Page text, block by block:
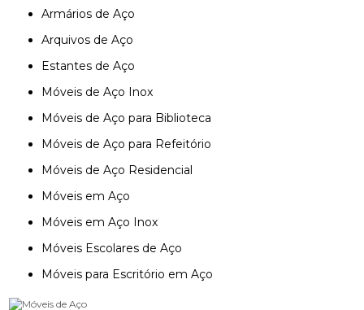
Armários de Aço
Arquivos de Aço
Estantes de Aço
Móveis de Aço Inox
Móveis de Aço para Biblioteca
Móveis de Aço para Refeitório
Móveis de Aço Residencial
Móveis em Aço
Móveis em Aço Inox
Móveis Escolares de Aço
Móveis para Escritório em Aço